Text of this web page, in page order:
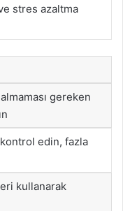
stres azaltma
gereken
kontrol edin, fazla
kullanarak